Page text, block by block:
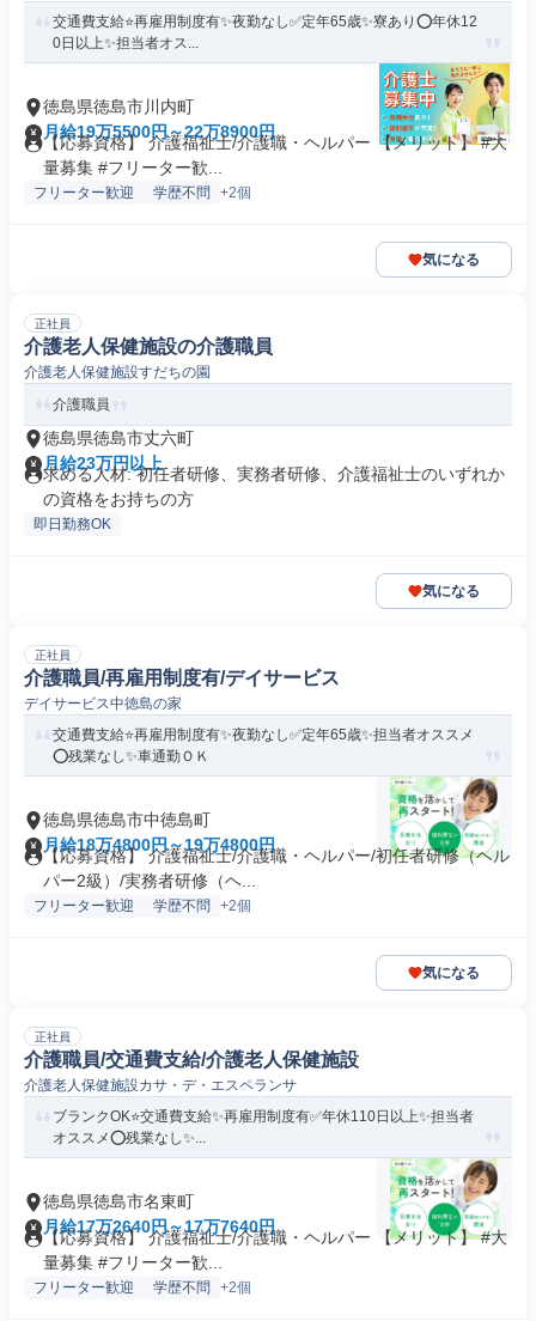
交通費支給⭐️再雇用制度有✨夜勤なし✅️定年65歳✨寮あり⭕️年休12
0日以上✨担当者オス...
徳島県徳島市川内町
月給19万5500円～22万8900円
【応募資格】 介護福祉士/介護職・ヘルパー 【メリット】 #大
量募集 #フリーター歓...
フリーター歓迎 学歴不問 +2個
気になる
正社員
介護老人保健施設の介護職員
介護老人保健施設すだちの園
介護職員
徳島県徳島市丈六町
月給23万円以上
求める人材: 初任者研修、実務者研修、介護福祉士のいずれか
の資格をお持ちの方
即日勤務OK
気になる
正社員
介護職員/再雇用制度有/デイサービス
デイサービス中徳島の家
交通費支給⭐️再雇用制度有✨夜勤なし✅️定年65歳✨担当者オススメ
⭕️残業なし✨車通勤ＯＫ
徳島県徳島市中徳島町
月給18万4800円～19万4800円
【応募資格】 介護福祉士/介護職・ヘルパー/初任者研修（ヘル
パー2級）/実務者研修（ヘ...
フリーター歓迎 学歴不問 +2個
気になる
正社員
介護職員/交通費支給/介護老人保健施設
介護老人保健施設カサ・デ・エスペランサ
ブランクOK⭐️交通費支給✨再雇用制度有✅️年休110日以上✨担当者
オススメ⭕️残業なし✨...
徳島県徳島市名東町
月給17万2640円～17万7640円
【応募資格】 介護福祉士/介護職・ヘルパー 【メリット】 #大
量募集 #フリーター歓...
フリーター歓迎 学歴不問 +2個